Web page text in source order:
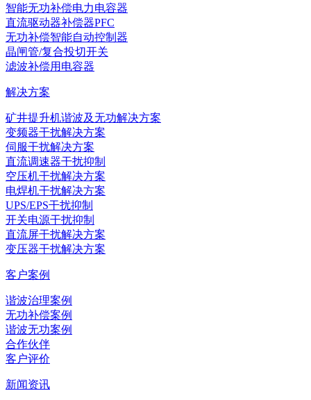
智能无功补偿电力电容器
直流驱动器补偿器PFC
无功补偿智能自动控制器
晶闸管/复合投切开关
滤波补偿用电容器
解决方案
矿井提升机谐波及无功解决方案
变频器干扰解决方案
伺服干扰解决方案
直流调速器干扰抑制
空压机干扰解决方案
电焊机干扰解决方案
UPS/EPS干扰抑制
开关电源干扰抑制
直流屏干扰解决方案
变压器干扰解决方案
客户案例
谐波治理案例
无功补偿案例
谐波无功案例
合作伙伴
客户评价
新闻资讯